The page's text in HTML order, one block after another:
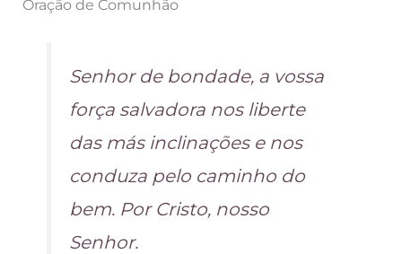
Oração de Comunhão
Senhor de bondade, a vossa
força salvadora nos liberte
das más inclinações e nos
conduza pelo caminho do
bem. Por Cristo, nosso
Senhor.